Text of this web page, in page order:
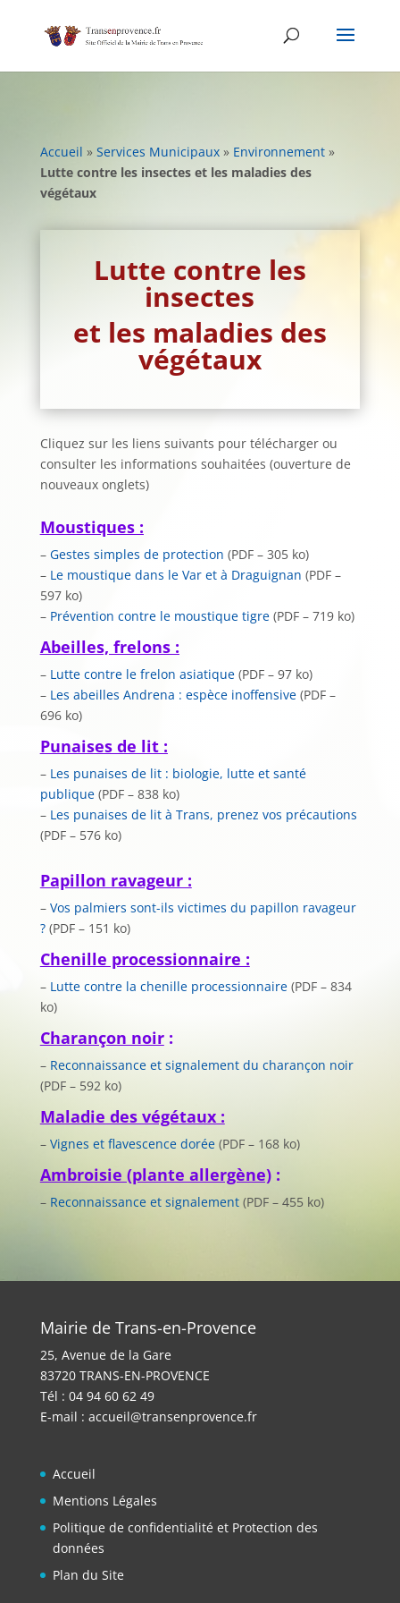
content
Accueil » Services Municipaux» Environnement»
Lutte contre les insectes et les maladies des
végétaux
Lutte contre les
insectes
et les maladies des
végétaux
Cliquez sur les liens suivants pour télécharger ou
consulter les informations souhaitées (ouverture de
nouveaux onglets)
Moustiques :
– Gestes simples de protection (PDF – 305 ko)
– Le moustique dans le Var et à Draguignan (PDF –
597 ko)
– Prévention contre le moustique tigre(PDF – 719 ko)
Abeilles, frelons :
– Lutte contre le frelon asiatique(PDF – 97 ko)
– Les abeilles Andrena : espèce inoffensive(PDF –
696 ko)
Punaises de lit :
– Les punaises de lit : biologie, lutte et santé
publique(PDF – 838 ko)
– Les punaises de lit à Trans, prenez vos précautions
(PDF – 576 ko)
Papillon ravageur :
– Vos palmiers sont-ils victimes du papillon ravageur
?(PDF – 151 ko)
Chenille processionnaire :
– Lutte contre la chenille processionnaire(PDF – 834
ko)
Charançon noir:
– Reconnaissance et signalement du charançon noir
(PDF – 592 ko)
Maladie des végétaux :
– Vignes et flavescence dorée (PDF – 168 ko)
Ambroisie (plante allergène):
– Reconnaissance et signalement(PDF – 455 ko)
Mairie de Trans-en-Provence
25, Avenue de la Gare
83720 TRANS-EN-PROVENCE
Tél : 04 94 60 62 49
E-mail : accueil@transenprovence.fr
Accueil
Mentions Légales
Politique de confidentialité et Protection des
données
Plan du Site